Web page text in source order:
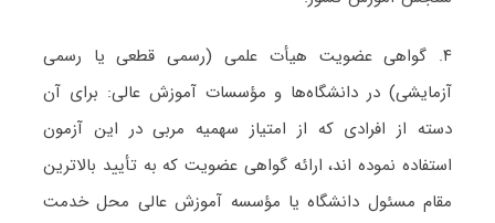
۴.
گواهی عضویت هیأت علمی (رسمی قطعی یا رسمی
آزمایشی) در دانشگاه‌ها و مؤسسات آموزش عالی: برای آن
دسته از افرادی که از امتیاز سهمیه مربی در این آزمون
استفاده نموده اند، ارائه گواهی عضویت که به تأیید بالاترین
مقام مسئول دانشگاه یا مؤسسه آموزش عالی محل خدمت